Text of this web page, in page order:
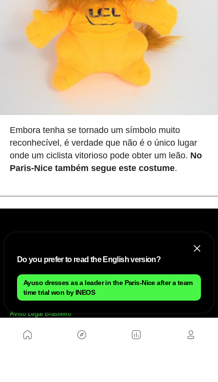
Embora tenha se tornado um símbolo muito
reconhecível, é verdade que não é o único lugar
onde um ciclista vitorioso pode obter um leão. No
Paris-Nice também segue este costume.
NÓS
Aviso Legal Brasileiro
Política de privacidad brasileiro
Do you prefer to read the English version?
Ayuso dresses as a leader in the Paris-Nice after a team
time trial won by INEOS